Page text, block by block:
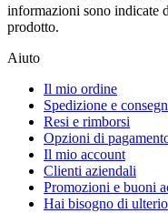
informazioni sono indicate
prodotto.
Aiuto
Il mio ordine
Spedizione e
Resi e rimborsi
Opzioni di
Il mio account
Clienti aziendali
Promozioni e buoni
Hai bisogno di